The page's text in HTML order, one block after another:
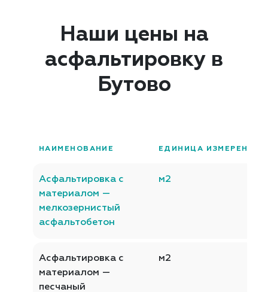
Наши цены на
асфальтировку в
Бутово
НАИМЕНОВАНИЕ ЕДИНИЦА ИЗМЕРЕНИЯ
Асфальтировка с
материалом —
мелкозернистый
асфальтобетон
м2
Асфальтировка с
материалом —
песчаный
м2